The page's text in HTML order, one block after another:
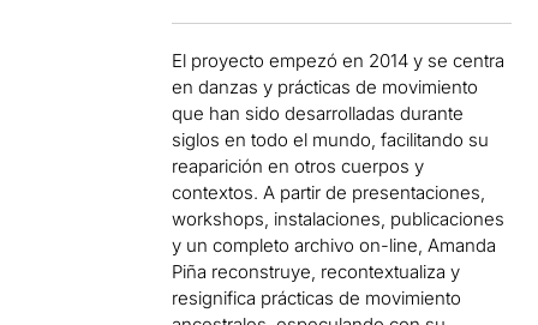
El proyecto empezó en 2014 y se centra
en danzas y prácticas de movimiento
que han sido desarrolladas durante
siglos en todo el mundo, facilitando su
reaparición en otros cuerpos y
contextos. A partir de presentaciones,
workshops, instalaciones, publicaciones
y un completo archivo on-line, Amanda
Piña reconstruye, recontextualiza y
resignifica prácticas de movimiento